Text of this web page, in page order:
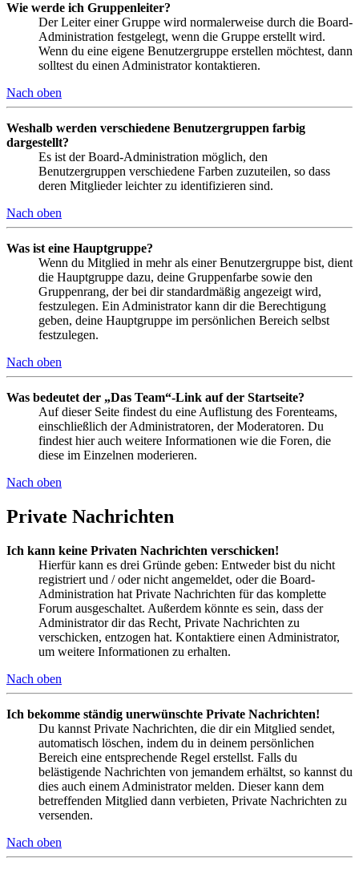
Wie werde ich Gruppenleiter?
Der Leiter einer Gruppe wird normalerweise durch die Board-
Administration festgelegt, wenn die Gruppe erstellt wird.
Wenn du eine eigene Benutzergruppe erstellen möchtest, dann
solltest du einen Administrator kontaktieren.
Nach oben
Weshalb werden verschiedene Benutzergruppen farbig
dargestellt?
Es ist der Board-Administration möglich, den
Benutzergruppen verschiedene Farben zuzuteilen, so dass
deren Mitglieder leichter zu identifizieren sind.
Nach oben
Was ist eine Hauptgruppe?
Wenn du Mitglied in mehr als einer Benutzergruppe bist, dient
die Hauptgruppe dazu, deine Gruppenfarbe sowie den
Gruppenrang, der bei dir standardmäßig angezeigt wird,
festzulegen. Ein Administrator kann dir die Berechtigung
geben, deine Hauptgruppe im persönlichen Bereich selbst
festzulegen.
Nach oben
Was bedeutet der „Das Team“-Link auf der Startseite?
Auf dieser Seite findest du eine Auflistung des Forenteams,
einschließlich der Administratoren, der Moderatoren. Du
findest hier auch weitere Informationen wie die Foren, die
diese im Einzelnen moderieren.
Nach oben
Private Nachrichten
Ich kann keine Privaten Nachrichten verschicken!
Hierfür kann es drei Gründe geben: Entweder bist du nicht
registriert und / oder nicht angemeldet, oder die Board-
Administration hat Private Nachrichten für das komplette
Forum ausgeschaltet. Außerdem könnte es sein, dass der
Administrator dir das Recht, Private Nachrichten zu
verschicken, entzogen hat. Kontaktiere einen Administrator,
um weitere Informationen zu erhalten.
Nach oben
Ich bekomme ständig unerwünschte Private Nachrichten!
Du kannst Private Nachrichten, die dir ein Mitglied sendet,
automatisch löschen, indem du in deinem persönlichen
Bereich eine entsprechende Regel erstellst. Falls du
belästigende Nachrichten von jemandem erhältst, so kannst du
dies auch einem Administrator melden. Dieser kann dem
betreffenden Mitglied dann verbieten, Private Nachrichten zu
versenden.
Nach oben